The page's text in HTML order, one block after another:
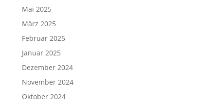
Mai 2025
März 2025
Februar 2025
Januar 2025
Dezember 2024
November 2024
Oktober 2024